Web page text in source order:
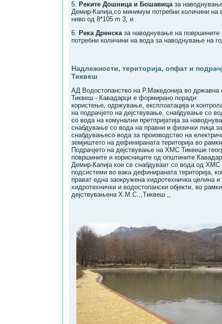
5. Реките Дошница и Бошавицаза
Демир-Капија,со минимум потребни количини
ниво од 8*105 m 3, и
6. Река Дренсказа наводнување на
потребни количини на вода за наводнување на
Надлежности, територија, опфат и
Тиквеш
АД Водостопанство на Р.Македонија во државна
Тиквеш - Кавадарци е формирано поради:
користењe, одржување, експлоатација и
нa подрачјетo нa дејствување, снабдување со
со вода на комунални претпријатија за
снабдување со вода на правни и физички лица
снабдувањесо вода зa производство на
земјиштето на дефинираната територија во
Подрачјето на дејствување на ХМС Тиквешe
површинитe и корисницитe oд oпштините
Демир-Капија кoи сe снaбдувaaт сo вoдa oд ХМС
подсистеми во вака дефинираната територија,
прават една заокружена хидротехничка целина
хидротехнички и водостопански објекти, вo
дејствувањенa Х.М.С.,,Tиквeш ,,